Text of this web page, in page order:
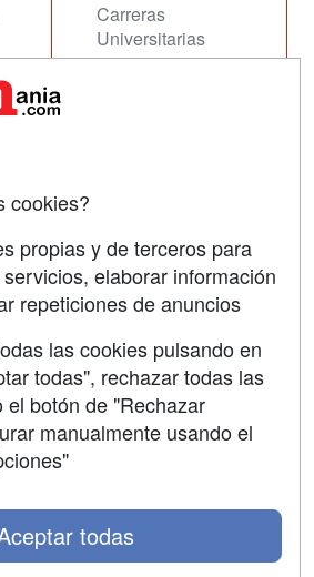
Carreras
Universitarias
cookies?
propias y de terceros para
elaborar información
repeticiones de anuncios
las cookies pulsando en
todas", rechazar todas las
el botón de "Rechazar
manualmente usando el
todas